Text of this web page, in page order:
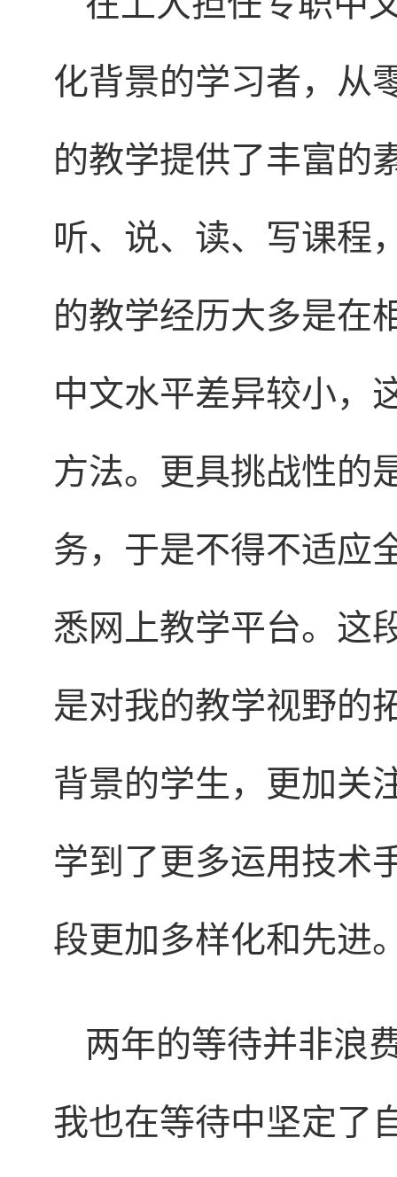
化背景的学习者，从
的教学提供了丰富的
听、说、读、写课程
的教学经历大多是在
中文水平差异较小，
方法。更具挑战性的
务，于是不得不适应
悉网上教学平台。这
是对我的教学视野的
背景的学生，更加关
学到了更多运用技术
段更加多样化和先进
两年的等待并非浪
我也在等待中坚定了